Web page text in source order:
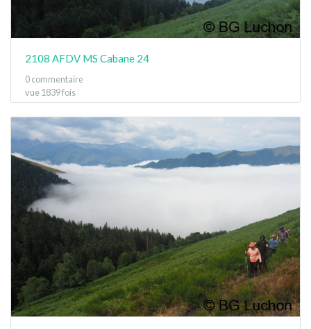
2108 AFDV MS Cabane 24
0 commentaire
vue 1839 fois